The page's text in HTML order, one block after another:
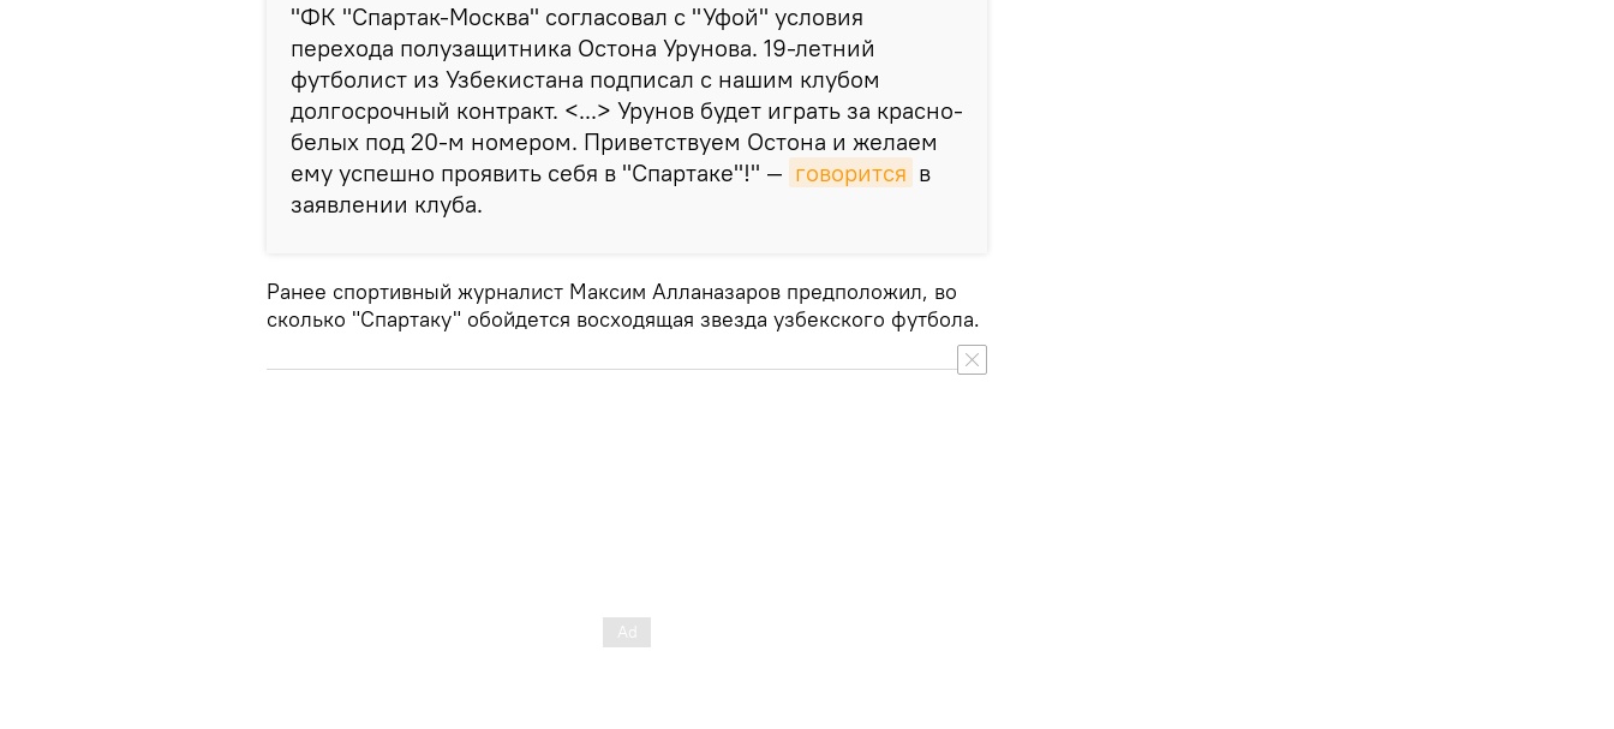
"ФК "Спартак-Москва" согласовал с "Уфой" условия
перехода полузащитника Остона Урунова. 19-летний
футболист из Узбекистана подписал с нашим клубом
долгосрочный контракт. <...> Урунов будет играть за красно-
белых под 20-м номером. Приветствуем Остона и желаем
ему успешно проявить себя в "Спартаке"!" — говорится в
заявлении клуба.
Ранее спортивный журналист Максим Алланазаров предположил, во
сколько "Спартаку" обойдется восходящая звезда узбекского футбола.